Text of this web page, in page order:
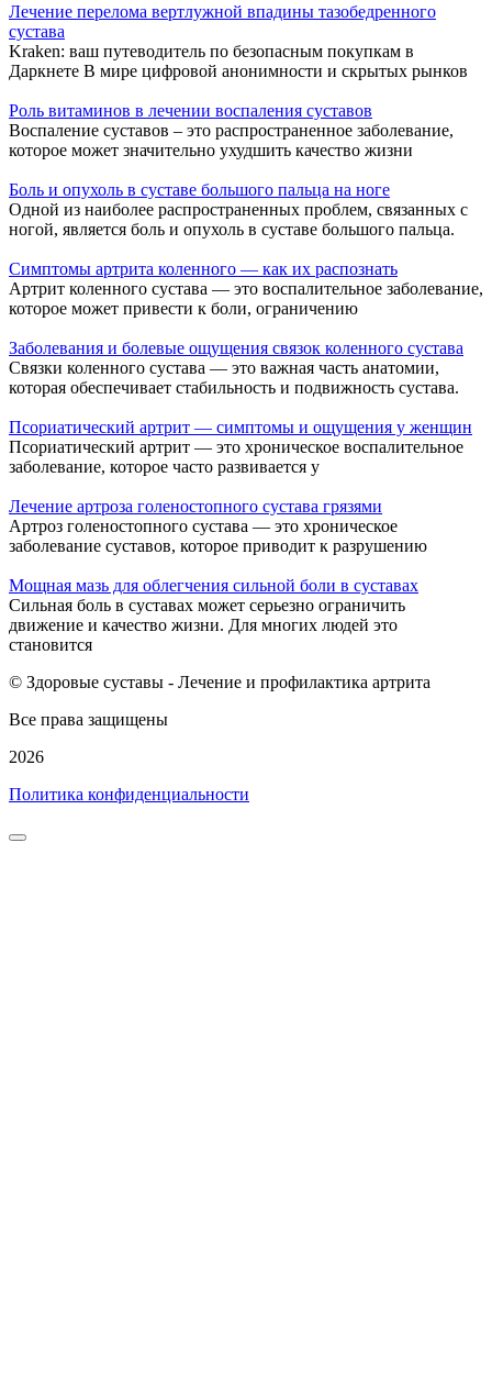
Лечение перелома вертлужной впадины тазобедренного
сустава
Kraken: ваш путеводитель по безопасным покупкам в
Даркнете В мире цифровой анонимности и скрытых рынков
Роль витаминов в лечении воспаления суставов
Воспаление суставов – это распространенное заболевание,
которое может значительно ухудшить качество жизни
Боль и опухоль в суставе большого пальца на ноге
Одной из наиболее распространенных проблем, связанных с
ногой, является боль и опухоль в суставе большого пальца.
Симптомы артрита коленного — как их распознать
Артрит коленного сустава — это воспалительное заболевание,
которое может привести к боли, ограничению
Заболевания и болевые ощущения связок коленного сустава
Связки коленного сустава — это важная часть анатомии,
которая обеспечивает стабильность и подвижность сустава.
Псориатический артрит — симптомы и ощущения у женщин
Псориатический артрит — это хроническое воспалительное
заболевание, которое часто развивается у
Лечение артроза голеностопного сустава грязями
Артроз голеностопного сустава — это хроническое
заболевание суставов, которое приводит к разрушению
Мощная мазь для облегчения сильной боли в суставах
Сильная боль в суставах может серьезно ограничить
движение и качество жизни. Для многих людей это
становится
© Здоровые суставы - Лечение и профилактика артрита
Все права защищены
2026
Политика конфиденциальности